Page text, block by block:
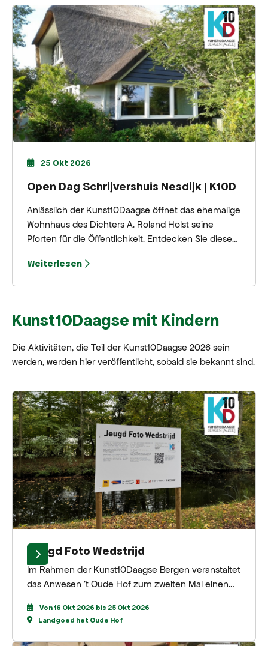
25 Okt 2026
Open Dag Schrijvershuis Nesdijk | K10D
Anlässlich der Kunst10Daagse öffnet das ehemalige
Wohnhaus des Dichters A. Roland Holst seine
Pforten für die Öffentlichkeit. Entdecken Sie diesen
Übersetzer in Ruhe und Stille an neuen
Weiterlesen
Kunst10Daagse mit Kindern
Die Aktivitäten, die Teil der Kunst10Daagse 2026 sein
werden, werden hier veröffentlicht, sobald sie bekannt sind.
Jeugd Foto Wedstrijd
Im Rahmen der Kunst10Daagse Bergen veranstaltet
das Anwesen 't Oude Hof zum zweiten Mal einen
großen Fotoausstellung im Zwarte Schuur
stattfindet. Teilnehmen können Jugendliche im
Alter von 10 bis 14 und 15 bis 18 Jahren.
Von 16 Okt 2026 bis 25 Okt 2026
Landgoed het Oude Hof